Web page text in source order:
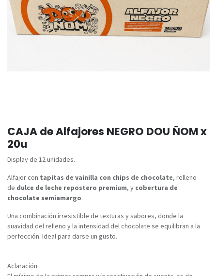
CAJA de Alfajores NEGRO DOU ÑOM x
20u
Display de 12 unidades.
Alfajor con tapitas de vainilla con chips de chocolate, relleno
de dulce de leche repostero premium, y cobertura de
chocolate semiamargo.
Una combinación irresistible de texturas y sabores, donde la
suavidad del relleno y la intensidad del chocolate se equilibran a la
perfección. Ideal para darse un gusto.
Aclaración: